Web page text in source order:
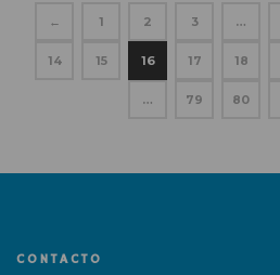
← 1 2 3 …
14 15 16 17 18
… 79 80
CONTACTO